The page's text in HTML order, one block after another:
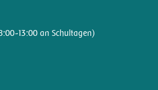
13:00 an Schultagen)